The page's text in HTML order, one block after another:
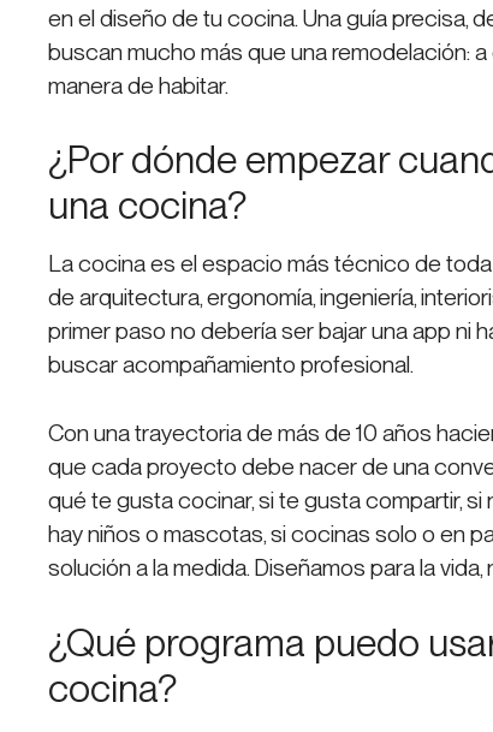
en el diseño de tu cocina. Una guía precisa,
buscan mucho más que una remodelación:
manera de habitar.
¿Por dónde empezar
una cocina?
La cocina es el espacio más técnico de
de arquitectura, ergonomía, ingeniería,
primer paso no debería ser bajar una app ni
buscar acompañamiento profesional.
Con una trayectoria de más de 10 años
que cada proyecto debe nacer de una
qué te gusta cocinar, si te gusta compartir,
hay niños o mascotas, si cocinas solo o en
solución a la medida. Diseñamos para la vida,
¿Qué programa puedo
cocina?